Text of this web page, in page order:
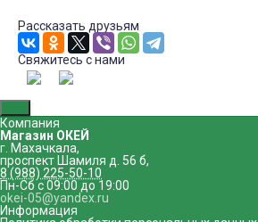
во время зарядки.
Совместим со всеми моделями
планшетов, имеющие разъем 5.5 мм
для зарядки.
Внешний диаметр DC 5.5 мм.
Внутренний диаметр DC 2.5 мм
Рассказать друзьям
Свяжитесь с нами
Компания
Магазин ОКЕЙ
г. Махачкала,
проспект Шамиля д. 56 б,
8 (988) 225-50-10
Пн-Сб с 09:00 до 19:00
okei-05@yandex.ru
Информация